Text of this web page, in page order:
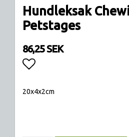
Hundleksak
Petstages
86,25 SEK
20x4x2cm